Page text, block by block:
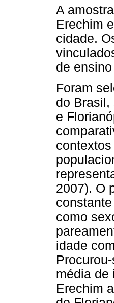
A
Erechim
cidade.
de
Foram
do Brasil,
e
2007). O
como
idade
média de
Erechim